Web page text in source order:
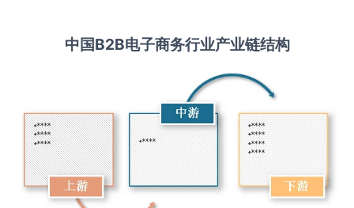
中国B2B电子商务行业产业链结构